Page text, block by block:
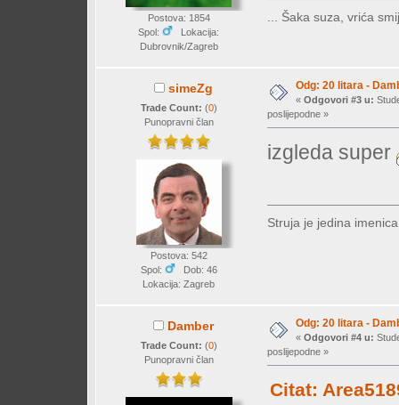
Postova: 1854
Spol:
Lokacija:
Dubrovnik/Zagreb
... Šaka suza, vrića
simeZg
Trade Count: (0)
Punopravni član
Postova: 542
Spol:
Dob: 46
Lokacija: Zagreb
Odg: 20 litara -
« Odgovori #3 u:
poslijepodne »
izgleda super
Struja je jedina
Damber
Trade Count: (0)
Punopravni član
Odg: 20 litara -
« Odgovori #4 u:
poslijepodne »
Citat: